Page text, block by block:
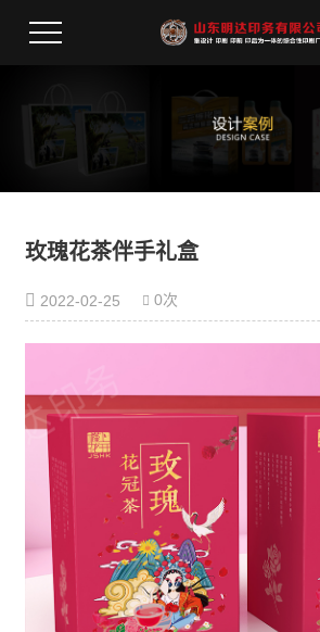
玫瑰花茶伴手礼盒
2022-02-25 0次